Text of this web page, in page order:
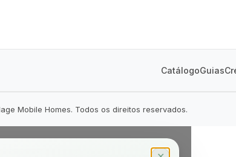
CatálogoGuias
Mobile Homes. Todos os direitos reservados.